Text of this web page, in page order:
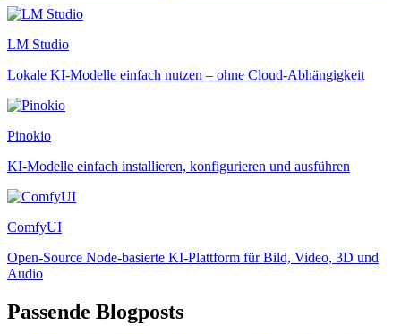
LM Studio
Lokale KI-Modelle einfach nutzen – ohne Cloud-Abhängigkeit
Pinokio
KI-Modelle einfach installieren, konfigurieren und ausführen
ComfyUI
Open-Source Node-basierte KI-Plattform für Bild, Video, 3D und
Audio
Passende Blogposts